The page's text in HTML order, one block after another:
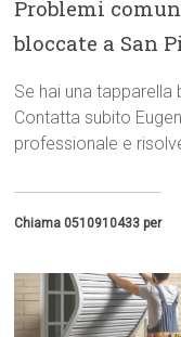
Problemi
bloccate a San
Se hai una
Contatta subito
professionale e
Chiama 0510910433 per